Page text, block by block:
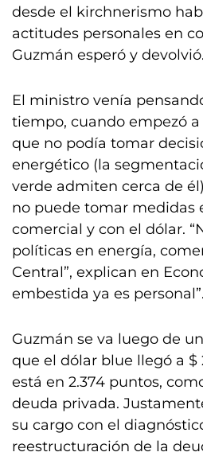
desde el kirchnerismo
actitudes personales en
Guzmán esperó y devolvió.
El ministro venía
tiempo, cuando empezó a
que no podía tomar
energético (la
verde admiten cerca de
no puede tomar medidas
comercial y con el dólar.
políticas en energía,
Central”, explican en
embestida ya es personal”.
Guzmán se va luego de
que el dólar blue llegó a $
está en 2.374 puntos,
deuda privada.
su cargo con el
reestructuración de la